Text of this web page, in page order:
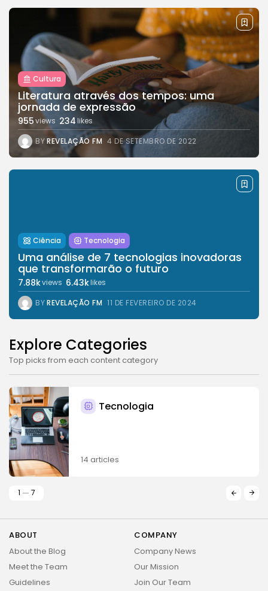
Cultura
Literatura através dos tempos: uma
jornada de expressão
955views 234likes
BYREVELAÇÃO FM 4 DE SETEMBRO DE 2022
Ciência Tecnologia
Uma análise de 7 tecnologias inovadoras
que transformarão o futuro
7.88kviews 6.43klikes
BYREVELAÇÃO FM 11 DE FEVEREIRO DE 2024
Explore Categories
Top picks from each content category
Tecnologia
14 articles
1 7
ABOUT
About the Blog
Meet the Team
Guidelines
COMPANY
Company News
Our Mission
Join Our Team